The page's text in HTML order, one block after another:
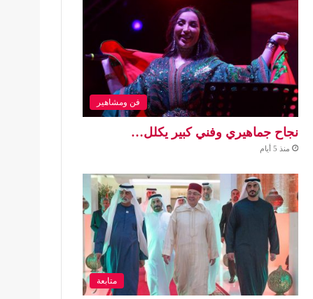
فن ومشاهير
نجاح جماهيري وفني كبير يكلل…
منذ 5 أيام
متابعة